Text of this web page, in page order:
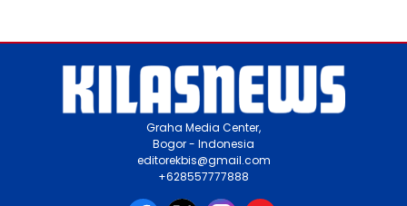
Graha Media Center,
Bogor - Indonesia
editorekbis@gmail.com
+628557777888